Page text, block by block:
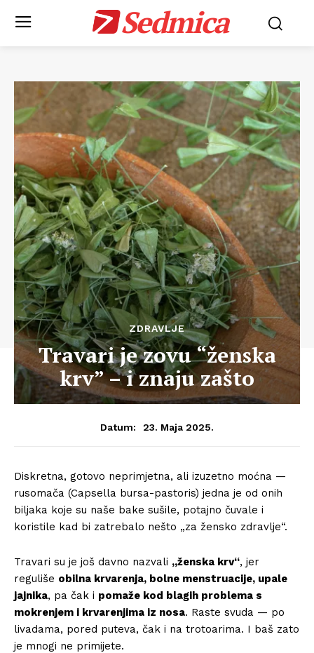
Sedmica
ZDRAVLJE
Travari je zovu “ženska
krv” – i znaju zašto
Datum: 23. Maja 2025.
Diskretna, gotovo neprimjetna, ali izuzetno moćna —
rusomača (Capsella bursa-pastoris) jedna je od onih
biljaka koje su naše bake sušile, potajno čuvale i
koristile kad bi zatrebalo nešto „za žensko zdravlje“.
Travari su je još davno nazvali „ženska krv“, jer
reguliše obilna krvarenja, bolne menstruacije, upale
jajnika, pa čak i pomaže kod blagih problema s
mokrenjem i krvarenjima iz nosa. Raste svuda — po
livadama, pored puteva, čak i na trotoarima. I baš zato
je mnogi ne primijete.